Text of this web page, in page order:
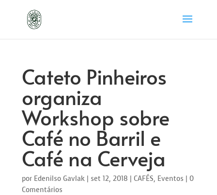
Cateto Pinheiros
organiza
Workshop sobre
Café no Barril e
Café na Cerveja
por Edenilso Gavlak| set 12, 2018 | CAFÉS, Eventos | 0
Comentários